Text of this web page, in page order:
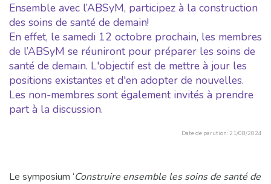
Ensemble avec l’ABSyM, participez à la construction
des soins de santé de demain!
En effet, le samedi 12 octobre prochain, les membres
de l’ABSyM se réuniront pour préparer les soins de
santé de demain. L'objectif est de mettre à jour les
positions existantes et d'en adopter de nouvelles.
Les non-membres sont également invités à prendre
part à la discussion.
Date de parution: 21/08/2024
Le symposium ‘Construire ensemble les soins de santé de